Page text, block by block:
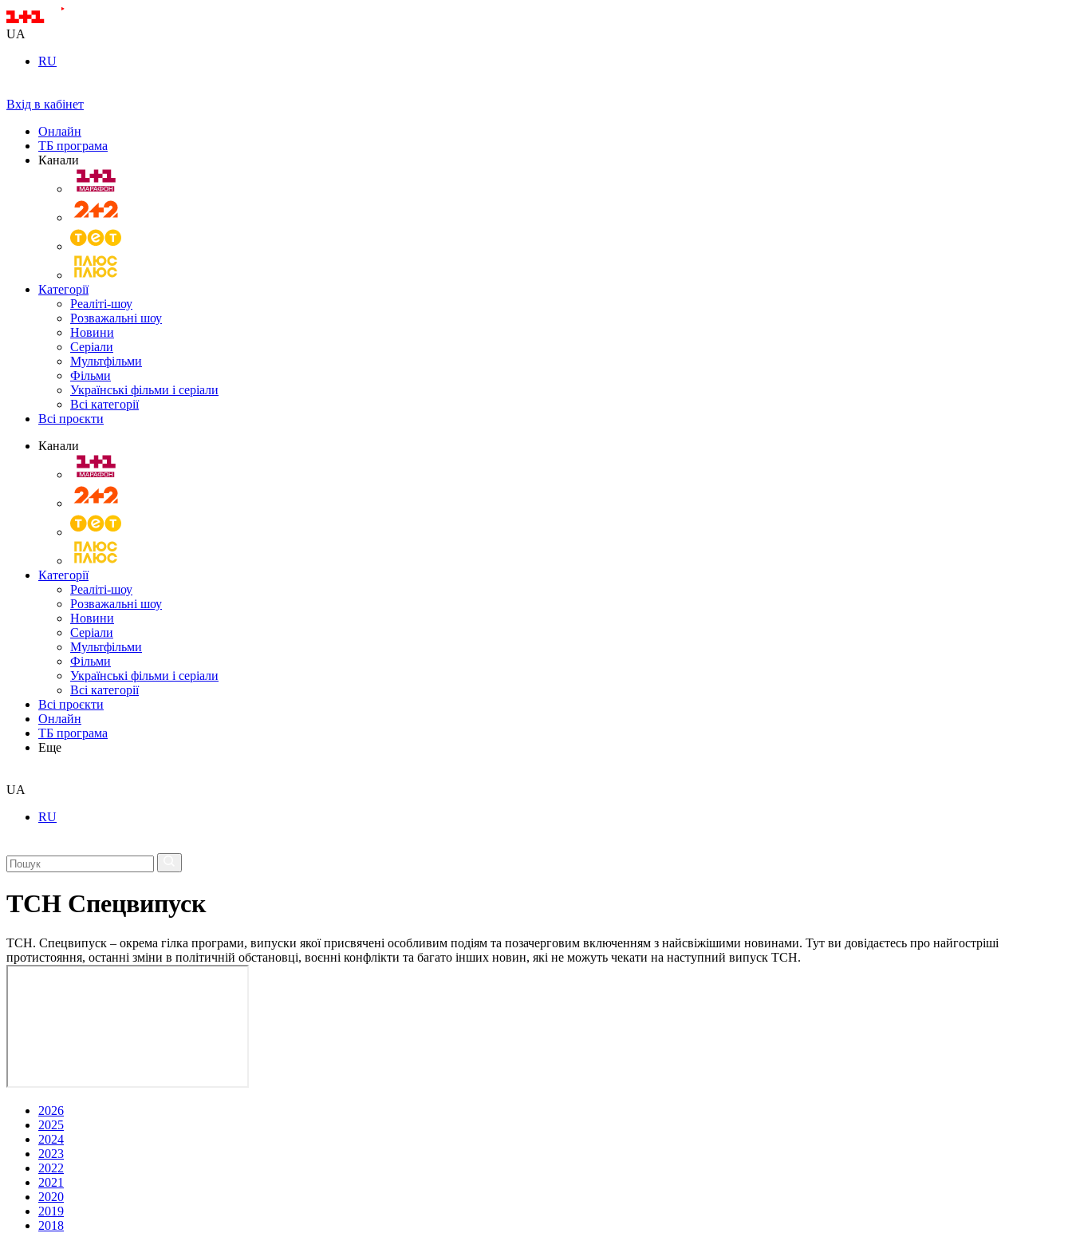
UA
RU
Вхід в кабінет
Онлайн
ТБ програма
Канали
Категорії
Реаліті-шоу
Розважальні шоу
Новини
Серіали
Мультфільми
Фільми
Українські фільми і серіали
Всі категорії
Всі проєкти
Канали
Категорії
Реаліті-шоу
Розважальні шоу
Новини
Серіали
Мультфільми
Фільми
Українські фільми і серіали
Всі категорії
Всі проєкти
Онлайн
ТБ програма
Еще
UA
RU
ТСН Спецвипуск
ТСН. Спецвипуск – окрема гілка програми, випуски якої присвячені особливим подіям та позачерговим включенням з найсвіжішими новинами. Тут ви довідаєтесь про найгостріші
протистояння, останні зміни в політичній обстановці, воєнні конфлікти та багато інших новин, які не можуть чекати на наступний випуск ТСН.
2026
2025
2024
2023
2022
2021
2020
2019
2018